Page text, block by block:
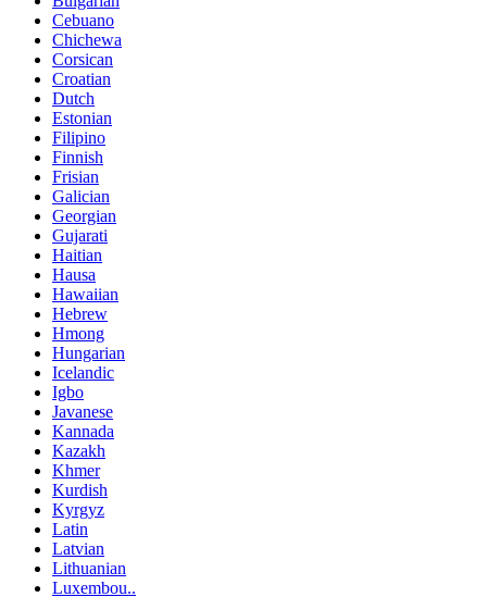
Cebuano
Chichewa
Corsican
Croatian
Dutch
Estonian
Filipino
Finnish
Frisian
Galician
Georgian
Gujarati
Haitian
Hausa
Hawaiian
Hebrew
Hmong
Hungarian
Icelandic
Igbo
Javanese
Kannada
Kazakh
Khmer
Kurdish
Kyrgyz
Latin
Latvian
Lithuanian
Luxembou..